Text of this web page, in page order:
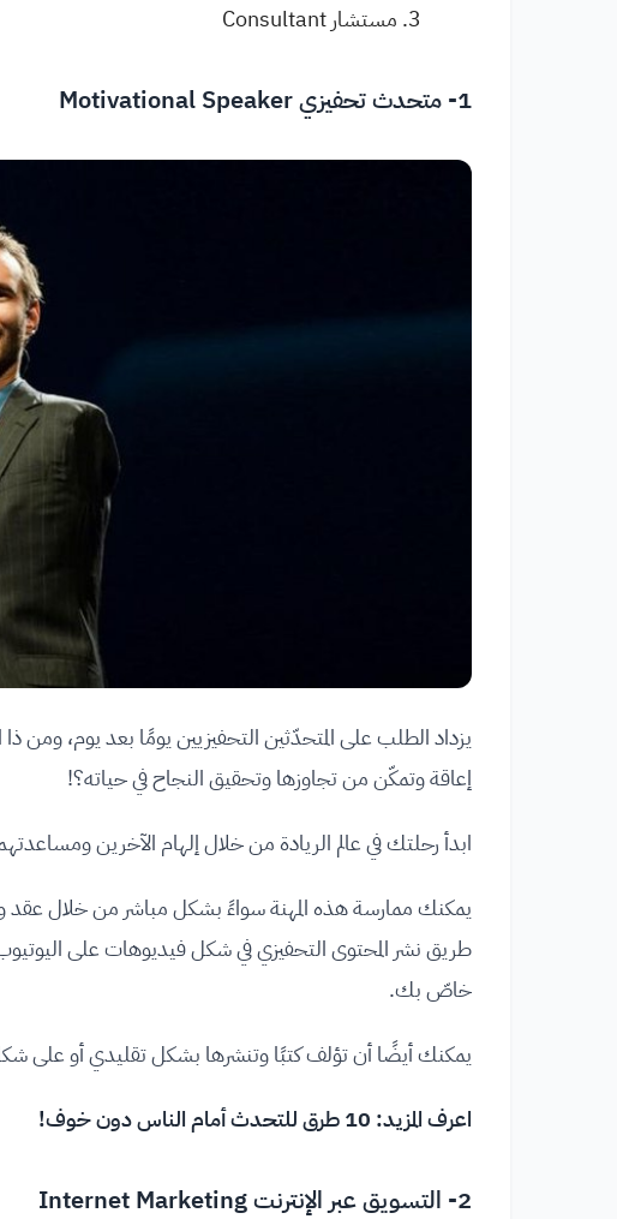
مستشار Consultant
1- متحدث تحفيزي Motivational Speaker
يزداد الطلب على المتحدّثين التحفيزيين يومًا بعد يوم، ومن
إعاقة وتمكّن من تجاوزها وتحقيق النجاح في حياته؟!
ابدأ رحلتك في عالم الريادة من خلال إلهام الآخرين
يمكنك ممارسة هذه المهنة سواءً بشكل مباشر من خلال
طريق نشر المحتوى التحفيزي في شكل فيديوهات على
خاصّ بك.
يمكنك أيضًا أن تؤلف كتبًا وتنشرها بشكل تقليدي أو على
اعرف المزيد: 10 طرق للتحدث أمام الناس دون خوف!
2- التسويق عبر الإنترنت Internet Marketing